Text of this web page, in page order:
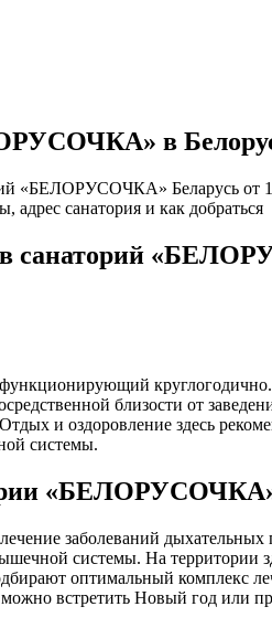
в
«БЕЛОРУСОЧКА» Беларусь от
адрес санатория и как добраться
санаторий
близости от
и оздоровление здесь
системы.
«БЕЛОРУСОЧКА»
заболеваний
системы. На территории
оптимальный комплекс
встретить Новый год или